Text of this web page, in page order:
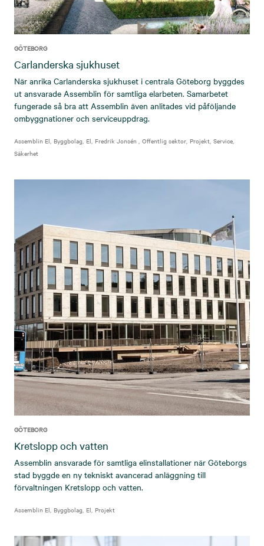
GÖTEBORG
Carlanderska sjukhuset
När anrika Carlanderska sjukhuset i centrala Göteborg byggdes
ut ansvarade Assemblin för samtliga elarbeten. Samarbetet
fungerade så bra att Assemblin även anlitades vid påföljande
ombyggnationer och serviceuppdrag.
Assemblin El Byggbolag El Fredrik Jonsén Offentlig sektor Projekt Service
Säkerhet
GÖTEBORG
Kretslopp och vatten
Assemblin ansvarade för samtliga elinstallationer när Göteborgs
stad byggde en ny tekniskt avancerad anläggning till
förvaltningen Kretslopp och vatten.
Assemblin El Byggbolag El Projekt